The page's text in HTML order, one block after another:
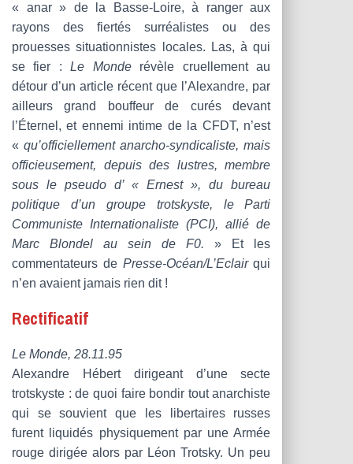
« anar » de la Basse-Loire, à ranger aux
rayons des fiertés surréalistes ou des
prouesses situationnistes locales. Las, à qui
se fier :Le Monde révèle cruellement au
détour d’un article récent que l’Alexandre, par
ailleurs grand bouffeur de curés devant
l’Éternel, et ennemi intime de la CFDT, n’est
«qu’officiellement anarcho-syndicaliste, mais
officieusement, depuis des lustres, membre
sous le pseudo d’ « Ernest », du bureau
politique d’un groupe trotskyste, le Parti
Communiste Internationaliste (PCI), allié de
Marc Blondel au sein de F0. » Et les
commentateurs de Presse-Océan/L’Eclairqui
n’en avaient jamais rien dit !
Rectificatif
Le Monde, 28.11.95
Alexandre Hébert dirigeant d’une secte
trotskyste : de quoi faire bondir tout anarchiste
qui se souvient que les libertaires russes
furent liquidés physiquement par une Armée
rouge dirigée alors par Léon Trotsky. Un peu